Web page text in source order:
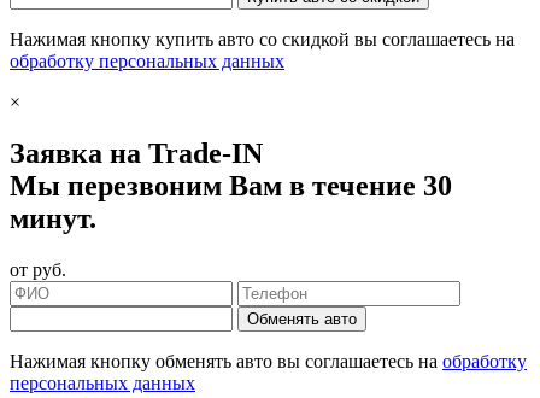
Нажимая кнопку купить авто со скидкой вы соглашаетесь на
обработку персональных данных
×
Заявка на Trade-IN
Мы перезвоним Вам в течение 30
минут.
от руб.
Обменять авто
Нажимая кнопку обменять авто вы соглашаетесь на обработку
персональных данных